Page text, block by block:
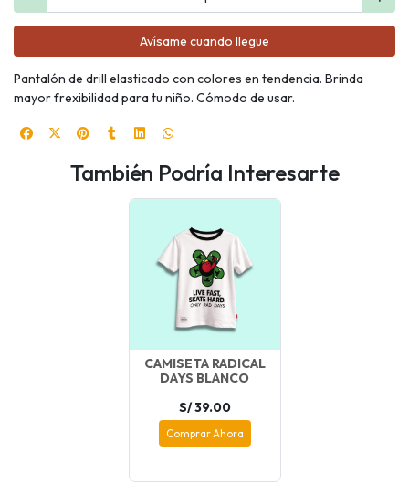
Avísame cuando llegue
Pantalón de drill elasticado con colores en tendencia. Brinda
mayor frexibilidad para tu niño. Cómodo de usar.
También Podría Interesarte
CAMISETA RADICAL
DAYS BLANCO
S/ 39.00
Comprar Ahora